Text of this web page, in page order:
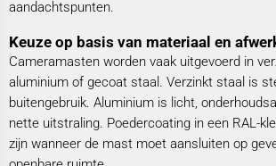
aandachtspunten.
Keuze op basis van materiaal en
Cameramasten worden vaak uitgevoerd in
aluminium of gecoat staal. Verzinkt staal is
buitengebruik. Aluminium is licht,
nette uitstraling. Poedercoating in een RAL-
zijn wanneer de mast moet aansluiten op